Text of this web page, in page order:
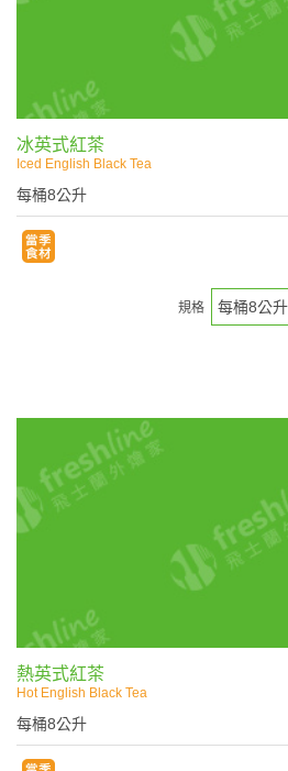
冰英式紅茶
Iced English Black Tea
每桶8公升
規格
熱英式紅茶
Hot English Black Tea
每桶8公升